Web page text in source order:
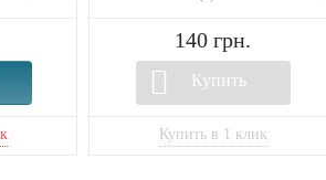
140 грн.
Купить